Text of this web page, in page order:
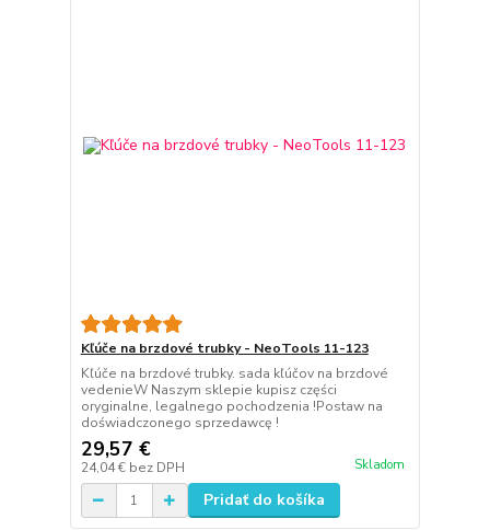
Kľúče na brzdové trubky - NeoTools 11-123
Kľúče na brzdové trubky. sada kľúčov na brzdové
vedenieW Naszym sklepie kupisz części
oryginalne, legalnego pochodzenia !Postaw na
doświadczonego sprzedawcę !
29,57 €
24,04 € bez DPH Skladom
Pridať do košíka